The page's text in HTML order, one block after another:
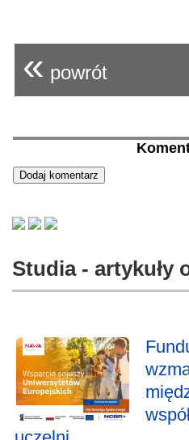
« powrót
Studia - artykuły